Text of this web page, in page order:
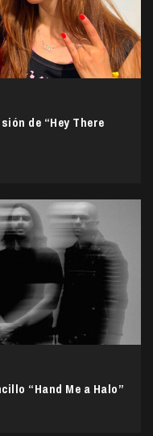
de “Hey There
“Hand Me a Halo”